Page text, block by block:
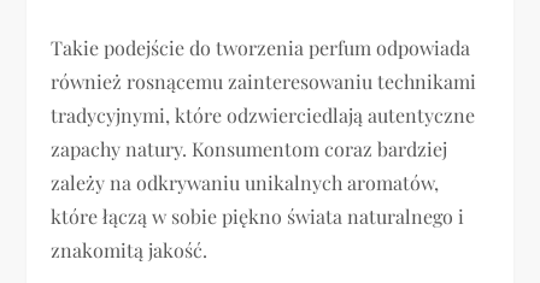
Takie podejście do tworzenia perfum odpowiada
również rosnącemu zainteresowaniu technikami
tradycyjnymi, które odzwierciedlają autentyczne
zapachy natury. Konsumentom coraz bardziej
zależy na odkrywaniu unikalnych aromatów,
które łączą w sobie piękno świata naturalnego i
znakomitą jakość.